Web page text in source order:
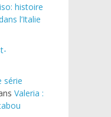
histoire
l’Italie
série
Valeria :